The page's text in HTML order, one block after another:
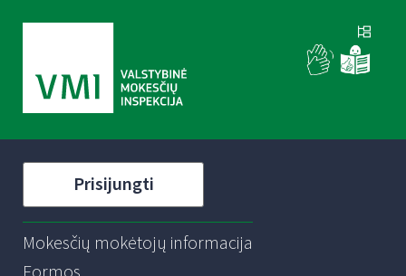
Prisijungti
Mokesčių mokėtojų informacija